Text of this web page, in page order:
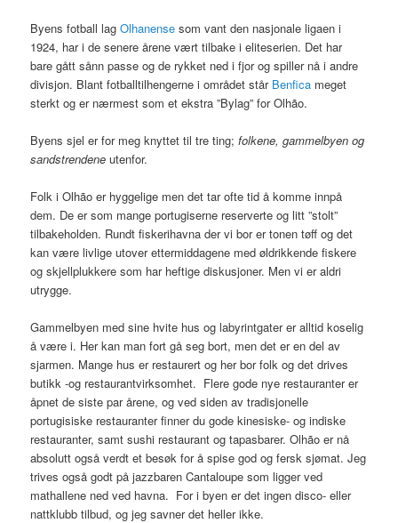
Byens fotball lagOlhanense som vant den nasjonale ligaen i
1924, har i de senere årene vært tilbake i eliteserien. Det har
bare gått sånn passe og de rykket ned i fjor og spiller nå i andre
divisjon. Blant fotballtilhengerne i området står Benfica meget
sterkt og er nærmest som et ekstra ”Bylag” for Olhão.
Byens sjel er for meg knyttet til tre ting;folkene, gammelbyen og
sandstrendeneutenfor.
Folk i Olhão er hyggelige men det tar ofte tid å komme innpå
dem. De er som mange portugiserne reserverte og litt ”stolt”
tilbakeholden. Rundt fiskerihavna der vi bor er tonen tøff og det
kan være livlige utover ettermiddagene med øldrikkende fiskere
og skjellplukkere som har heftige diskusjoner. Men vi er aldri
utrygge.
Gammelbyen med sine hvite hus og labyrintgater er alltid koselig
å være i. Her kan man fort gå seg bort, men det er en del av
sjarmen. Mange hus er restaurert og her bor folk og det drives
butikk -og restaurantvirksomhet. Flere gode nye restauranter er
åpnet de siste par årene, og ved siden av tradisjonelle
portugisiske restauranter finner du gode kinesiske- og indiske
restauranter, samt sushi restaurant og tapasbarer. Olhão er nå
absolutt også verdt et besøk for å spise god og fersk sjømat. Jeg
trives også godt på jazzbaren Cantaloupe som ligger ved
mathallene ned ved havna. For i byen er det ingen disco- eller
nattklubb tilbud, og jeg savner det heller ikke.